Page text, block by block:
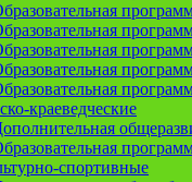
краеведческие
спортивные